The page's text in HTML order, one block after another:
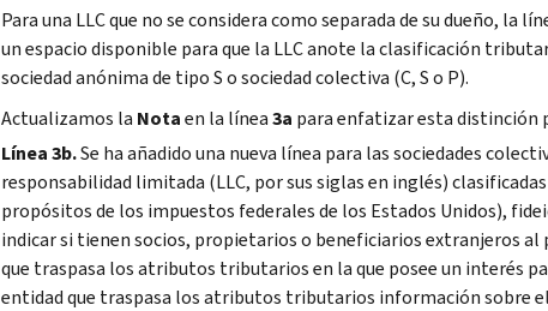
Para una LLCque no se considera como separada de su dueño, la
un espacio disponible para que la LLCanote la clasificación
sociedad anónima de tipo S o sociedad colectiva (C, S o P).
Actualizamos la Notaen la línea3a para enfatizar esta distinción
Línea 3b.Se ha añadido una nueva línea para las sociedades
responsabilidad limitada (LLC, por sus siglas en inglés)
propósitos de los impuestos federales de los Estados Unidos),
indicar si tienen socios, propietarios o beneficiarios extranjeros
que traspasa los atributos tributarios en la que posee un interés
entidad que traspasa los atributos tributarios información sobre